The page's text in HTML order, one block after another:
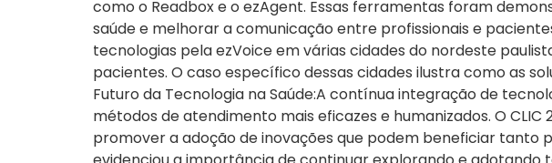
como o Readbox e o ezAgent. Essas ferramentas foram
saúde e melhorar a comunicação entre profissionais e
tecnologias pela ezVoice em várias cidades do nordeste
pacientes. O caso específico dessas cidades ilustra como as
Futuro da Tecnologia na Saúde:A contínua integração de
métodos de atendimento mais eficazes e humanizados. O
promover a adoção de inovações que podem beneficiar tanto